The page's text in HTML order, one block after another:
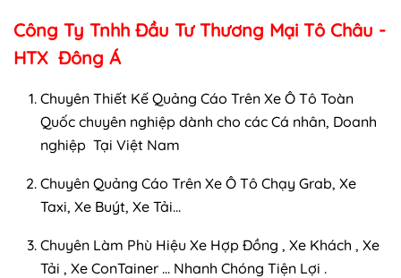
Công Ty Tnhh Đầu Tư Thương Mại Tô Châu -
HTX Đông Á
Chuyên Thiết Kế Quảng Cáo Trên Xe Ô Tô Toàn
Quốc chuyên nghiệp dành cho các Cá nhân, Doanh
nghiệp Tại Việt Nam
Chuyên Quảng Cáo Trên Xe Ô Tô Chạy Grab, Xe
Taxi, Xe Buýt, Xe Tải...
Chuyên Làm Phù Hiệu Xe Hợp Đồng , Xe Khách , Xe
Tải , Xe ConTainer ... Nhanh Chóng Tiện Lợi .